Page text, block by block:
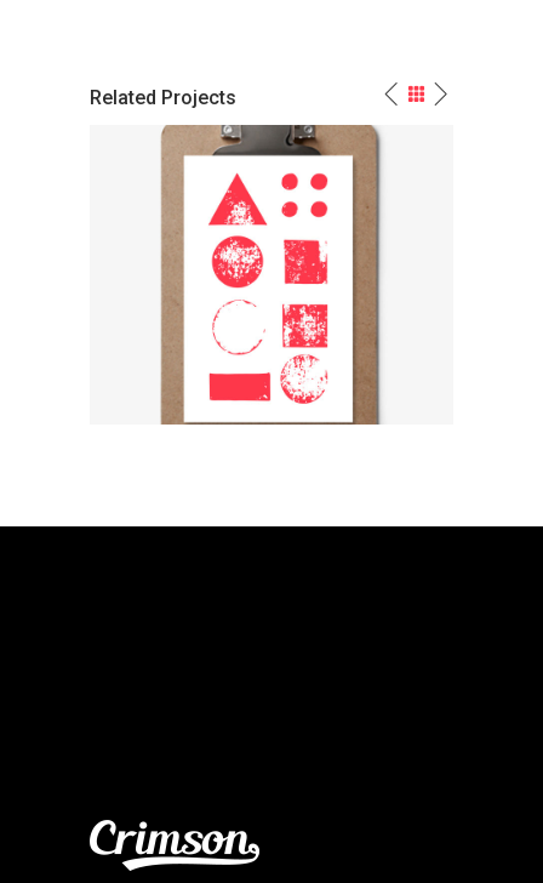
Related Projects
Logo Variations